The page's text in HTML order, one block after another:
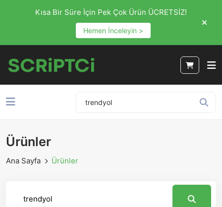
Kısa Bir Süre İçin Pek Çok Ürün ÜCRETSİZ!
Hemen İnceleyin >
Ürünler
Ana Sayfa Ürünler